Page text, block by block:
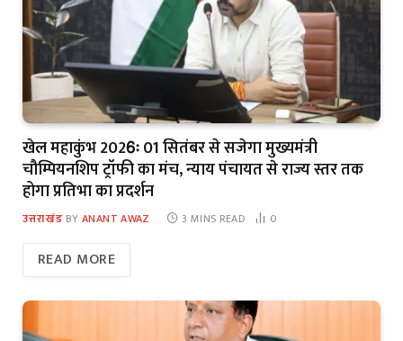
खेल महाकुंभ 2026ः 01 सितंबर से सजेगा मुख्यमंत्री
चौम्पियनशिप ट्रॉफी का मंच, न्याय पंचायत से राज्य स्तर तक
होगा प्रतिभा का प्रदर्शन
उत्तराखंड BY ANANT AWAZ 3 MINS READ 0
READ MORE